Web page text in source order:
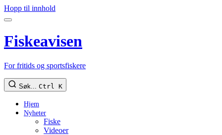
Hopp til innhold
Fiskeavisen
For fritids og sportsfiskere
Søk... Ctrl K
Hjem
Nyheter
Fiske
Videoer